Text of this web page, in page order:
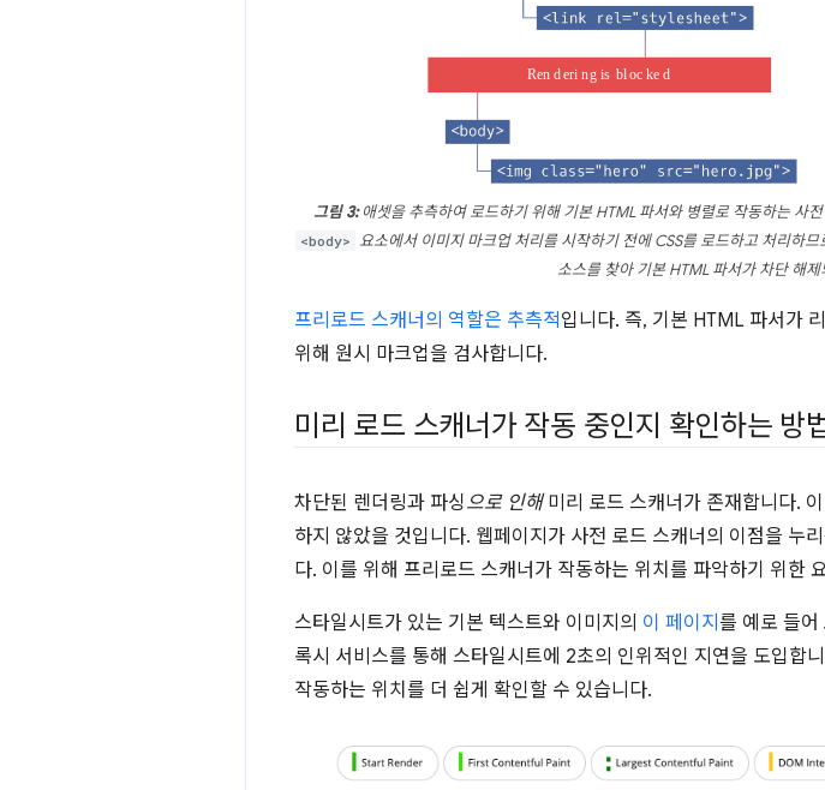
그림 3:애셋을 추측하여 로드하기 위해 기본 HTML 파서와 병렬로 작동하는 사
<body> 요소에서 이미지 마크업 처리를 시작하기 전에 CSS를 로드하고 처리하
소스를 찾아 기본 HTML 파서가 차단 해
프리로드 스캐너의 역할은 추측적입니다. 즉, 기본 HTML 파서가
위해 원시 마크업을 검사합니다.
미리 로드 스캐너가 작동 중인지 확인하는 방
차단된 렌더링과 파싱으로 인해미리 로드 스캐너가 존재합니다.
하지 않았을 것입니다. 웹페이지가 사전 로드 스캐너의 이점을 누
다. 이를 위해 프리로드 스캐너가 작동하는 위치를 파악하기 위한
스타일시트가 있는 기본 텍스트와 이미지의 이 페이지 를 예로 들어
록시 서비스를 통해 스타일시트에 2초의 인위적인 지연을 도입합
작동하는 위치를 더 쉽게 확인할 수 있습니다.